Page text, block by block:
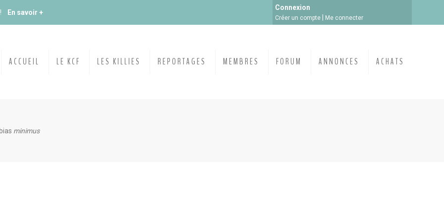
KCF NordEn savoir +
:
Connexion
Créer un compte Me connecter
ACCUEIL LE KCF LES KILLIES REPORTAGES MEMBRES FORUM ANNONCES ACHATS
minimus